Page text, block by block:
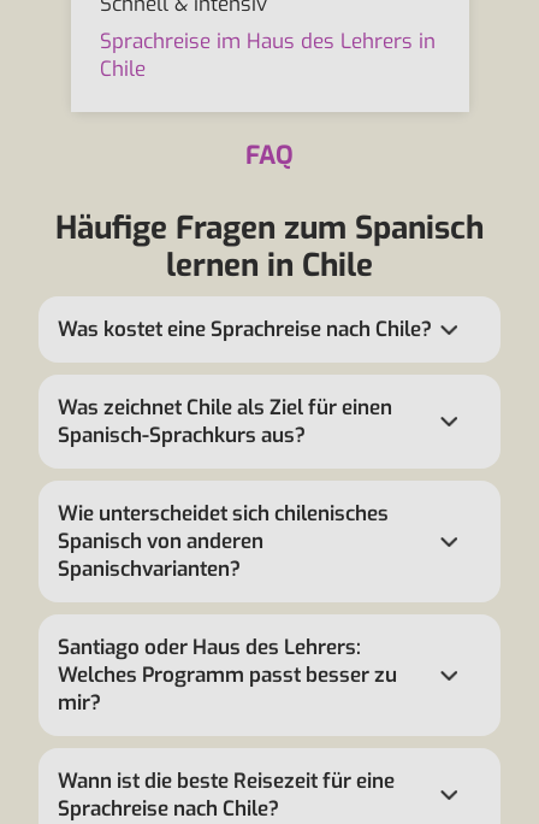
Sprachreise im Haus des Lehrers in
Chile
FAQ
Häufige Fragen zum Spanisch
lernen in Chile
Was kostet eine Sprachreise nach Chile?
Was zeichnet Chile als Ziel für einen
Spanisch-Sprachkurs aus?
Wie unterscheidet sich chilenisches
Spanisch von anderen
Spanischvarianten?
Santiago oder Haus des Lehrers:
Welches Programm passt besser zu
mir?
Wann ist die beste Reisezeit für eine
Sprachreise nach Chile?